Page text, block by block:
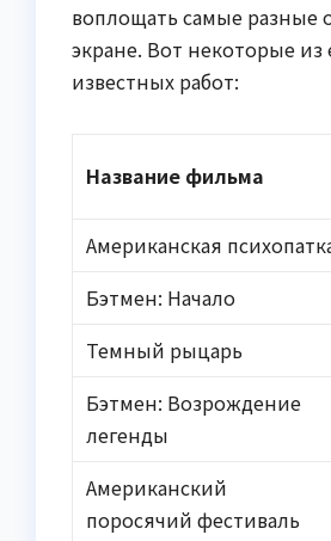
воплощать самые разные
экране. Вот некоторые из
известных работ:
Название фильма
Американская
Бэтмен: Начало
Темный рыцарь
Бэтмен: Возрождение
легенды
Американский
поросячий фестиваль